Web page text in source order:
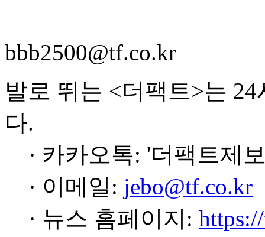
bbb2500@tf.co.kr
발로 뛰는 <더팩트>는
다.
· 카카오톡: '더팩트제
· 이메일: jebo@tf.co.kr
· 뉴스 홈페이지: